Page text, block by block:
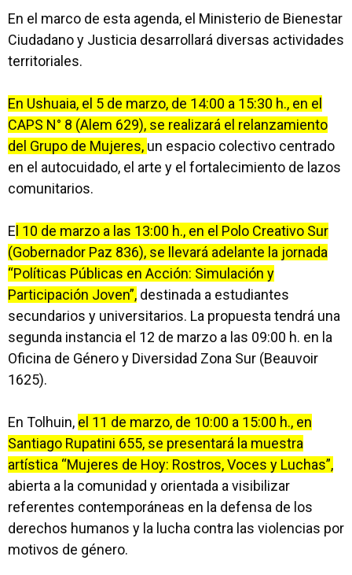
En el marco de esta agenda, el Ministerio de Bienestar
Ciudadano y Justicia desarrollará diversas actividades
territoriales.
En Ushuaia, el 5 de marzo, de 14:00 a 15:30 h., en el
CAPS N° 8 (Alem 629), se realizará el relanzamiento
del Grupo de Mujeres, un espacio colectivo centrado
en el autocuidado, el arte y el fortalecimiento de lazos
comunitarios.
E l 10 de marzo a las 13:00 h., en el Polo Creativo Sur
(Gobernador Paz 836), se llevará adelante la jornada
“Políticas Públicas en Acción: Simulación y
Participación Joven”, destinada a estudiantes
secundarios y universitarios. La propuesta tendrá una
segunda instancia el 12 de marzo a las 09:00 h. en la
Oficina de Género y Diversidad Zona Sur (Beauvoir
1625).
En Tolhuin, el 11 de marzo, de 10:00 a 15:00 h., en
Santiago Rupatini 655, se presentará la muestra
artística “Mujeres de Hoy: Rostros, Voces y Luchas”,
abierta a la comunidad y orientada a visibilizar
referentes contemporáneas en la defensa de los
derechos humanos y la lucha contra las violencias por
motivos de género.